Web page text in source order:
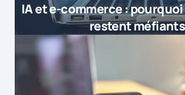
IA et e-commerce :
restent méfiants